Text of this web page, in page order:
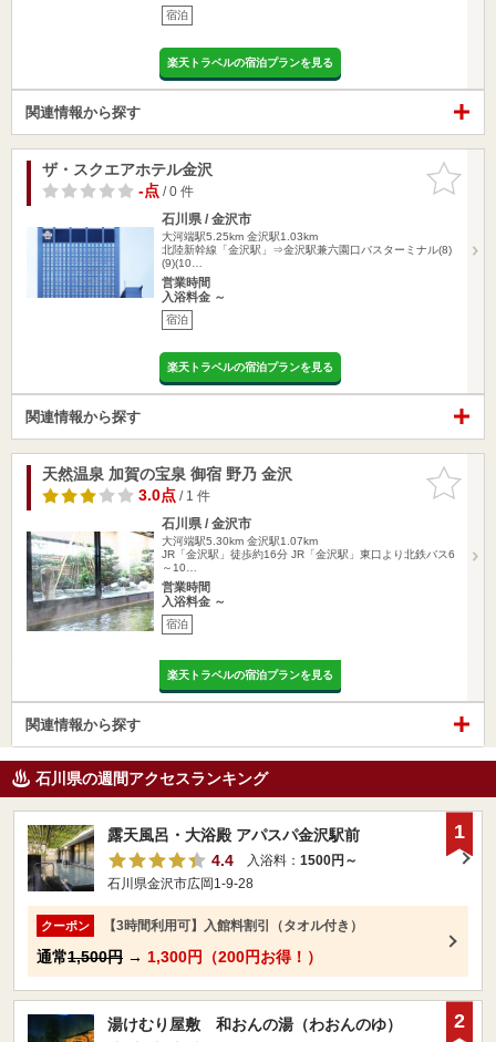
宿泊
楽天トラベルの宿泊プランを見る
関連情報から探す
お気に入
りに追加
ザ・スクエアホテル金沢
-点/ 0 件
石川県 / 金沢市
大河端駅5.25km 金沢駅1.03km
北陸新幹線「金沢駅」⇒金沢駅兼六園口バスターミナル(8)
(9)(10…
営業時間
入浴料金 ～
宿泊
楽天トラベルの宿泊プランを見る
関連情報から探す
お気に入
りに追加
天然温泉 加賀の宝泉 御宿 野乃 金沢
3.0点/ 1 件
石川県 / 金沢市
大河端駅5.30km 金沢駅1.07km
JR「金沢駅」徒歩約16分 JR「金沢駅」東口より北鉄バス6
～10…
営業時間
入浴料金 ～
宿泊
楽天トラベルの宿泊プランを見る
関連情報から探す
石川県の週間アクセスランキング
露天風呂・大浴殿 アパスパ金沢駅前
4.4
入浴料： 1500円～
石川県金沢市広岡1-9-28
クーポン 【3時間利用可】入館料割引（タオル付き）
通常1,500円 → 1,300円（200円お得！）
1
湯けむり屋敷 和おんの湯（わおんのゆ）
2